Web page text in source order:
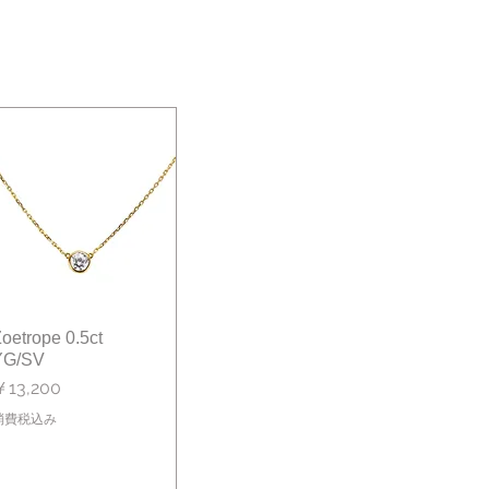
クイックビュー
0.5ct
SV
格
13,200
費税込み